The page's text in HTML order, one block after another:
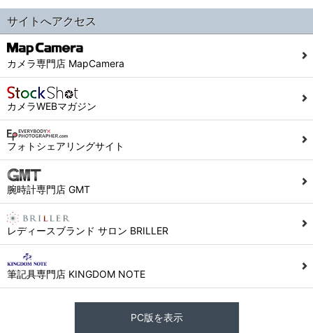
サイトへアクセス
カメラ専門店 MapCamera
カメラWEBマガジン
フォトシェアリングサイト
腕時計専門店 GMT
レディースブランド サロン BRILLER
筆記具専門店 KINGDOM NOTE
PC版を表示